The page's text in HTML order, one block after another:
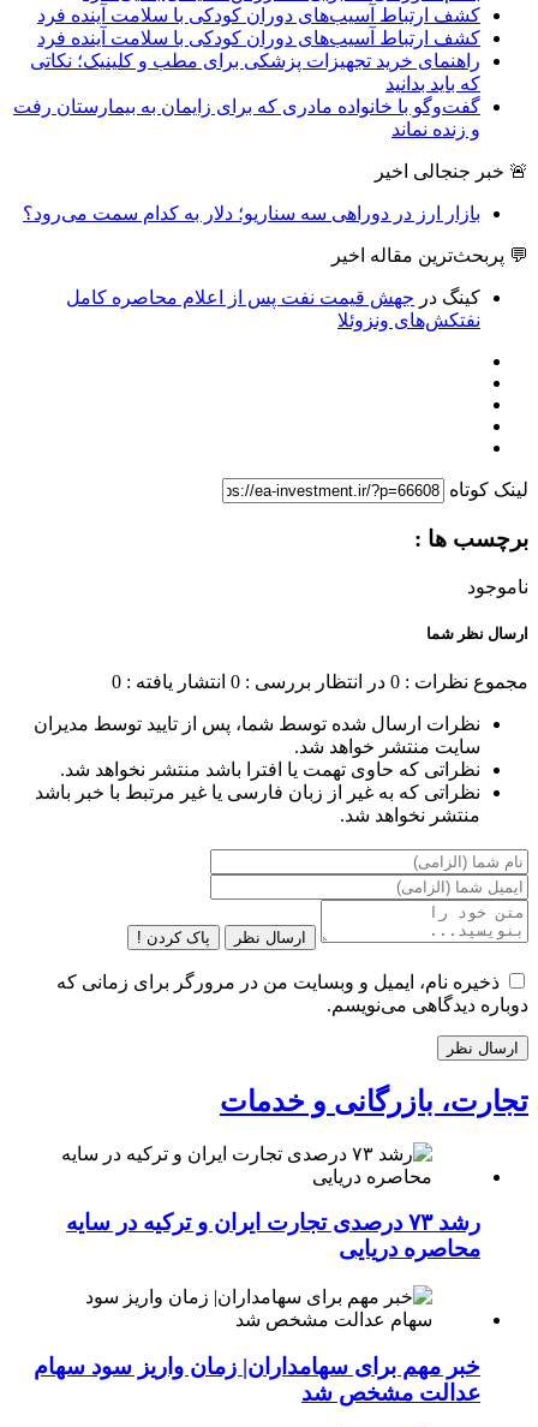
کشف ارتباط آسیب‌های دوران کودکی با سلامت آینده فرد
کشف ارتباط آسیب‌های دوران کودکی با سلامت آینده فرد
راهنمای خرید تجهیزات پزشکی برای مطب و کلینیک؛ نکاتی
که باید بدانید
گفت‌وگو با خانواده مادری که برای زایمان به بیمارستان رفت
و زنده نماند
🚨 خبر جنجالی اخیر
بازار ارز در دوراهی سه سناریو؛ دلار به کدام سمت می‌رود؟
💬 پربحث‌ترین مقاله اخیر
کینگ در جهش قیمت نفت پس از اعلام محاصره کامل
نفتکش‌های ونزوئلا
لینک کوتاه
برچسب ها :
ناموجود
ارسال نظر شما
مجموع نظرات : 0 در انتظار بررسی : 0 انتشار یافته : 0
نظرات ارسال شده توسط شما، پس از تایید توسط مدیران
سایت منتشر خواهد شد.
نظراتی که حاوی تهمت یا افترا باشد منتشر نخواهد شد.
نظراتی که به غیر از زبان فارسی یا غیر مرتبط با خبر باشد
منتشر نخواهد شد.
ارسال نظر پاک کردن !
ذخیره نام، ایمیل و وبسایت من در مرورگر برای زمانی که
دوباره دیدگاهی می‌نویسم.
تجارت، بازرگانی و خدمات
رشد ۷۳ درصدی تجارت ایران و ترکیه در سایه
محاصره دریایی
خبر مهم برای سهامداران| زمان واریز سود سهام
عدالت مشخص شد